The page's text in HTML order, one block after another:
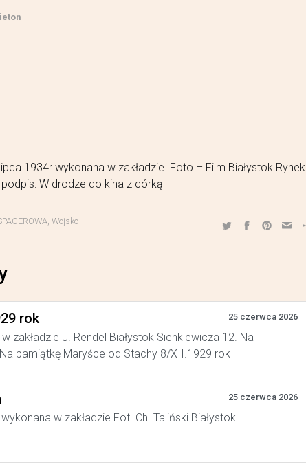
1934r wykonana w zakładzie Foto – Film Białystok Rynek
W drodze do kina z córką
,Wojsko
rok 25 czerwca 2026
zakładzie J. Rendel Białystok Sienkiewicza 12. Na
pamiątkę Maryśce od Stachy 8/XII.1929 rok
25 czerwca 2026
w zakładzie Fot. Ch. Taliński Białystok